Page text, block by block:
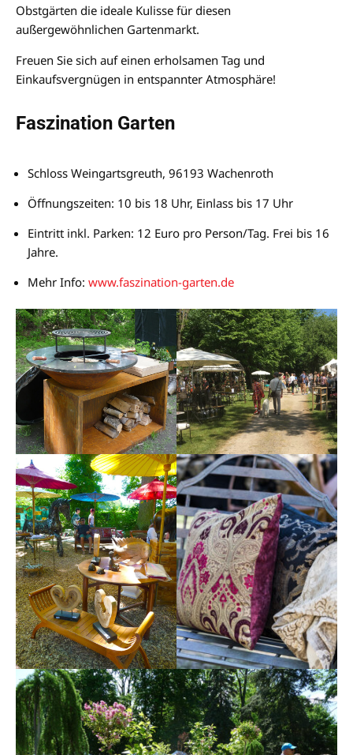
Obstgärten die ideale Kulisse für diesen
außergewöhnlichen Gartenmarkt.
Freuen Sie sich auf einen erholsamen Tag und
Einkaufsvergnügen in entspannter Atmosphäre!
Faszination Garten
Schloss Weingartsgreuth, 96193 Wachenroth
Öffnungszeiten: 10 bis 18 Uhr, Einlass bis 17 Uhr
Eintritt inkl. Parken: 12 Euro pro Person/Tag. Frei bis 16
Jahre.
Mehr Info: www.faszination-garten.de